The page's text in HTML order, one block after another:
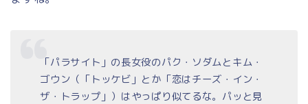
「パラサイト」の長女役のパク・ソダムとキム・
ゴウン（「トッケビ」とか「恋はチーズ・イン・
ザ・トラップ」）はやっぱり似てるな。パッと見